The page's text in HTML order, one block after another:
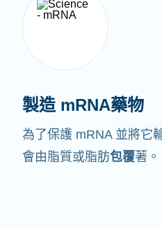
製造 mRNA藥物
為了保護 mRNA 並將它
會由脂質或脂肪包覆著。